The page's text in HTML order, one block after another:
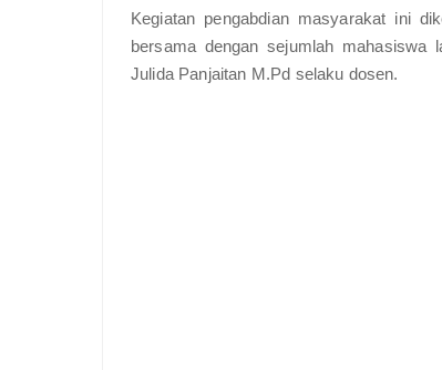
Kegiatan pengabdian masyarakat ini
bersama dengan sejumlah
Julida Panjaitan M.Pd selaku dosen.